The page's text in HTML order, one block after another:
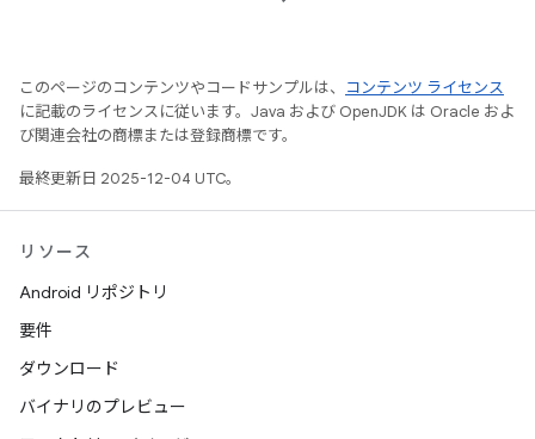
このページのコンテンツやコードサンプルは、
コンテンツ ライセンス
に記載のライセンスに従います。Java および OpenJDK は Oracle およ
び関連会社の商標または登録商標です。
最終更新日 2025-12-04 UTC。
リソース
Android リポジトリ
要件
ダウンロード
バイナリのプレビュー